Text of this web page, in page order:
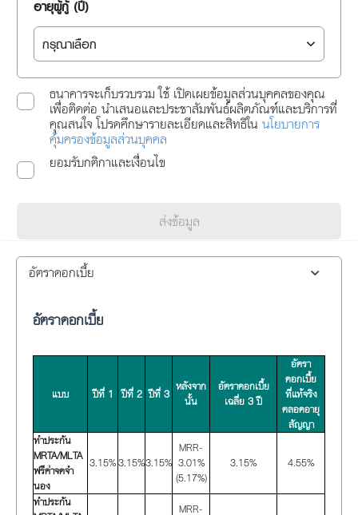
อายุผู้กู้ (ปี)
ธนาคารจะเก็บรวบรวม ใช้ เปิดเผยข้อมูลส่วนบุคคลของคุณ
เพื่อติดต่อ นำเสนอและประชาสัมพันธ์ผลิตภัณฑ์และบริการที่
คุณสนใจ โปรดศึกษารายละเอียดและสิทธิใน นโยบายการ
คุ้มครองข้อมูลส่วนบุคคล
ยอมรับกติกาและเงื่อนไข
ส่งข้อมูล
อัตราดอกเบี้ย
อัตราดอกเบี้ย
แบบ ปีที่ 1 ปีที่ 2 ปีที่ 3
หลังจาก
นั้น
อัตราดอกเบี้ย
เฉลี่ย 3 ปี
อัตรา
ดอกเบี้ย
ที่แท้จริง
ตลอดอายุ
สัญญา
ทำประกัน
MRTA/MLTA
ฟรีค่าจดจำ
นอง
3.15%3.15%3.15%
MRR-
3.01%
(5.17%)
3.15% 4.55%
ทำประกัน
MRR-